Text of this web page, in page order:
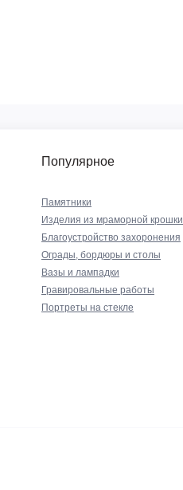
Популярное
Памятники
Изделия из мраморной крошки
Благоустройство захоронения
Ограды, бордюры и столы
Вазы и лампадки
Гравировальные работы
Портреты на стекле